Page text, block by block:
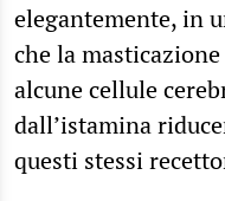
elegantemente, in
che la
alcune cellule
dall’istamina
questi stessi